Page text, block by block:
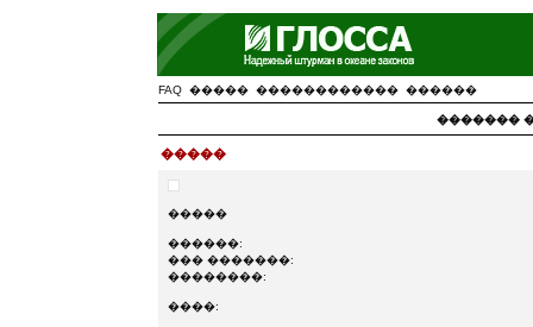
FAQ ����� ������������ ������
�������
�����
�����
������:
��� �������:
��������:
����: